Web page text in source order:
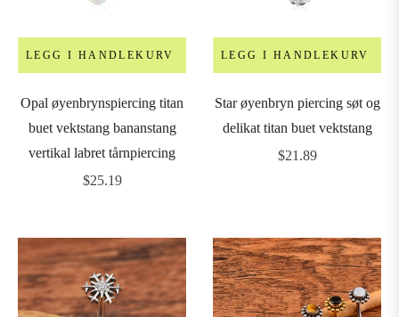
LEGG I HANDLEKURV
Opal øyenbrynspiercing titan
buet vektstang bananstang
vertikal labret tårnpiercing
Vanlig
$25.19
LEGG I HANDLEKURV
Star øyenbryn piercing søt og
delikat titan buet vektstang
Vanlig
$21.89